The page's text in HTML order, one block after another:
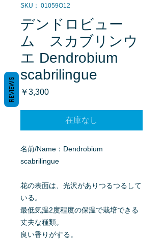
SKU： 01059O12
デンドロビュー
ム スカブリンウ
エ Dendrobium
scabrilingue
￥3,300価
在庫なし
名前/Name：Dendrobium
scabrilingue
花の表面は、光沢がありつるつるして
いる。
最低気温2度程度の保温で栽培できる
丈夫な種類。
良い香りがする。
REVIEWS